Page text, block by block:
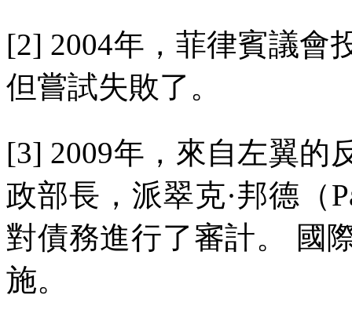
[2] 2004年，菲律賓議會
但嘗試失敗了。
[3] 2009年，來自左翼的
政部長，派翠克·邦德（
對債務進行了審計。
國
施。